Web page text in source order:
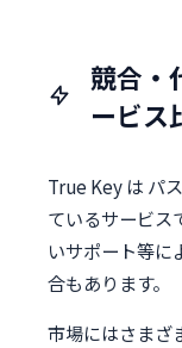
競合・
ービス
True Key は パ
ているサービス
いサポート等に
合もあります。
市場にはさまざ